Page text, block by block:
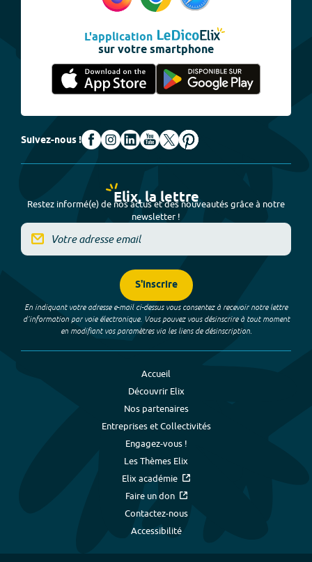
L'application
sur votre smartphone
Suivez-nous !
Elix, la lettre
Restez informé(e) de nos actus et des nouveautés grâce à notre
newsletter !
S'inscrire
En indiquant votre adresse e-mail ci-dessus vous consentez à recevoir notre lettre
d’information par voie électronique. Vous pouvez vous désinscrire à tout moment
en modifiant vos paramètres via les liens de désinscription.
Accueil
Découvrir Elix
Nos partenaires
Entreprises et Collectivités
Engagez-vous !
Les Thèmes Elix
Elix académie
Faire un don
Contactez-nous
Accessibilité